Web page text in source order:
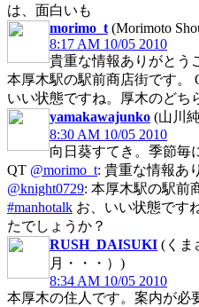
は、面白いも
morimo_t (Morimoto
8:17 AM 10/05 2010
貴重な情報ありがとう
本厚木駅の駅前商店街です。
いい状態ですね。厚木のどち
yamakawajunko (山川
8:30 AM 10/05 2010
向日葵すてき。季節毎
QT @morimo_t: 貴重な情報あ
@knight0729: 本厚木駅の駅前
#manhotalk お、いい状態です
たでしょうか？
RUSH_DAISUKI (くま
月・・・）)
8:34 AM 10/05 2010
本厚木の住人です。案内が必